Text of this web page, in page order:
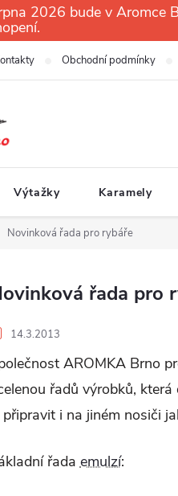
2026 bude v Aromce
Obchodní podmínky
Výtažky Karamely
Novinková řada pro rybáře
řada pro
14.3.2013
AROMKA Brno
řadů výrobků,
připravit i na jiném nosiči
řada emulzí: